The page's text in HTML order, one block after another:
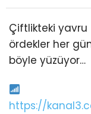
Çiftlikteki yavru
ördekler her
böyle yüzüyor…
https://